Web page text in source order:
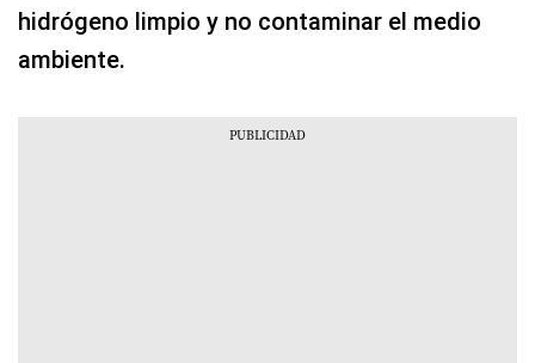
hidrógeno limpio y no contaminar el medio
ambiente.